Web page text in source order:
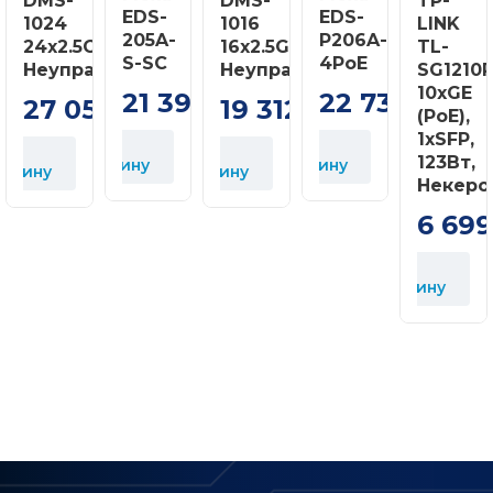
1024
24x2.5GE,
Неуправляемый
27 056 грн
EDS-
205A-
S-SC
21 399
грн
корзину
1016
16x2.5GE,
Неуправляемый
19 312
грн
корзину
EDS-
P206A-
4PoE
22 737
грн
корзину
LINK
TL-
10xGE
(PoE),
1xSFP,
123Вт,
6 699
корзину
В